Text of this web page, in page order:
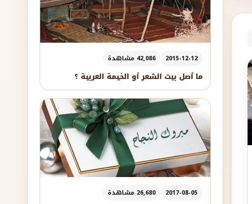
2015-12-12 42,086 مشاهدة
ما أصل بيت الشعر أو الخيمة العربية ؟
2017-08-05 26,680 مشاهدة